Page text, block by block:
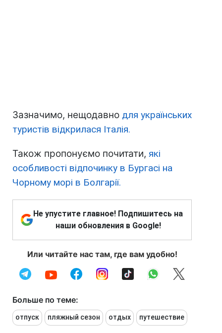
Зазначимо, нещодавно для українських
туристів відкрилася Італія.
Також пропонуємо почитати, які
особливості відпочинку в Бургасі на
Чорному морі в Болгарії.
Не упустите главное! Подпишитесь на
наши обновления в Google!
Или читайте нас там, где вам удобно!
Больше по теме:
отпуск пляжный сезон отдых путешествие